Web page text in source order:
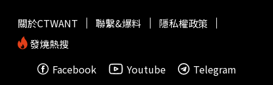
關於CTWANT 聯繫&爆料
隱私權政策
發燒熱搜
Facebook
Youtube Telegram